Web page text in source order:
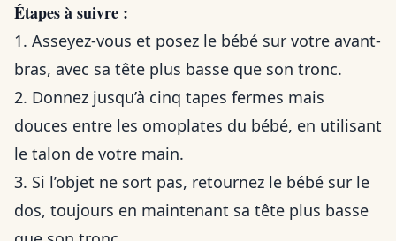
Étapes à suivre :
1. Asseyez-vous et posez le bébé sur votre avant-
bras, avec sa tête plus basse que son tronc.
2. Donnez jusqu’à cinq tapes fermes mais
douces entre les omoplates du bébé, en utilisant
le talon de votre main.
3. Si l’objet ne sort pas, retournez le bébé sur le
dos, toujours en maintenant sa tête plus basse